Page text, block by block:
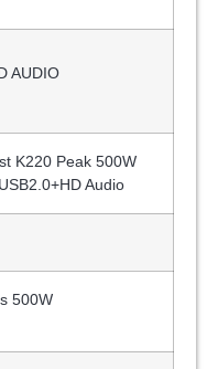
AUDIO
K220 Peak 500W
Audio
500W